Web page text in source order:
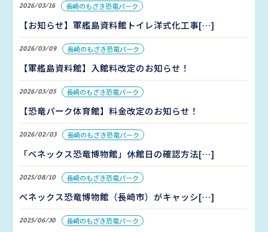
2026/03/16 長崎のもざき恐竜パーク
【お知らせ】軍艦島資料館トイレ洋式化工事[…]
2026/03/09 長崎のもざき恐竜パーク
【軍艦島資料館】入館料改定のお知らせ！
2026/03/05 長崎のもざき恐竜パーク
【恐竜パーク体育館】料金改定のお知らせ！
2026/02/03 長崎のもざき恐竜パーク
「ベネックス恐竜博物館」休館日の確認方法[…]
2025/08/10 長崎のもざき恐竜パーク
ベネックス恐竜博物館（長崎市）がキャッシ[…]
2025/06/30 長崎のもざき恐竜パーク